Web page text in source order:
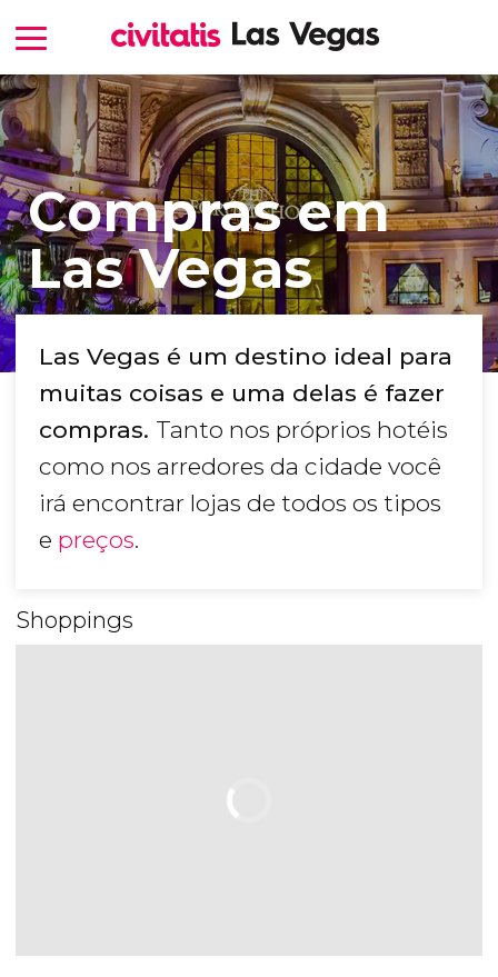
Compras em
Las Vegas
Las Vegas é um destino ideal para
muitas coisas e uma delas é fazer
compras. Tanto nos próprios hotéis
como nos arredores da cidade você
irá encontrar lojas de todos os tipos
e preços.
Shoppings